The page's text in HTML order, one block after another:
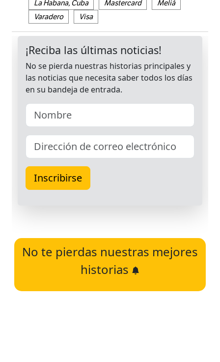
La Habana, Cuba Mastercard
Meliá
Varadero
Visa
No te pierdas nuestras mejores
historias